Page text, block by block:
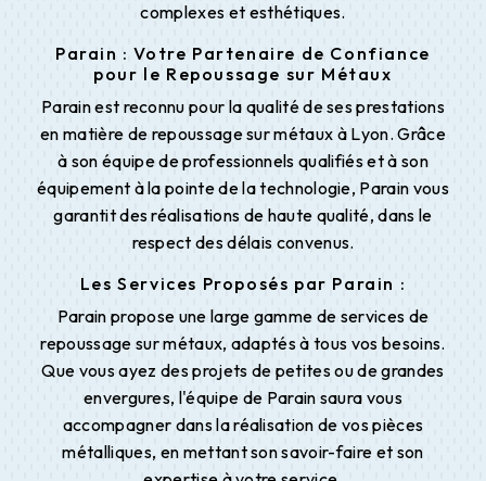
complexes et esthétiques.
Parain : Votre Partenaire de Confiance
pour le Repoussage sur Métaux
Parain est reconnu pour la qualité de ses prestations
en matière de repoussage sur métaux à Lyon. Grâce
à son équipe de professionnels qualifiés et à son
équipement à la pointe de la technologie, Parain vous
garantit des réalisations de haute qualité, dans le
respect des délais convenus.
Les Services Proposés par Parain :
Parain propose une large gamme de services de
repoussage sur métaux, adaptés à tous vos besoins.
Que vous ayez des projets de petites ou de grandes
envergures, l'équipe de Parain saura vous
accompagner dans la réalisation de vos pièces
métalliques, en mettant son savoir-faire et son